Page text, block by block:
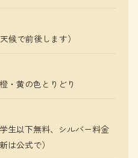
候で前後します）
・黄の色とりどり
生以下無料、シルバー料金
は公式で）